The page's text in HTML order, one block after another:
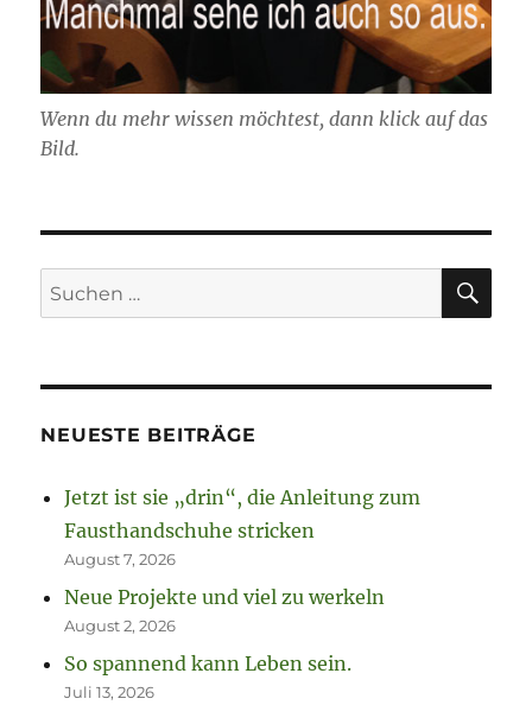
Wenn du mehr wissen möchtest, dann klick auf das
Bild.
Suchen
nach:
NEUESTE BEITRÄGE
Jetzt ist sie „drin“, die Anleitung zum
Fausthandschuhe stricken
August 7, 2026
Neue Projekte und viel zu werkeln
August 2, 2026
So spannend kann Leben sein.
Juli 13, 2026